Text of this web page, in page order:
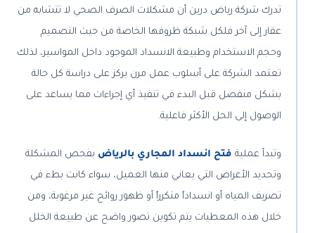
تدرك شركة رياض درين أن مشكلات الصرف الصحي لا تتشابه من
عقار إلى آخر فلكل شبكة ظروفها الخاصة من حيث التصميم
وحجم الاستخدام وطبيعة الانسداد الموجود داخل المواسير، لذلك
تعتمد الشركة على أسلوب عمل مرن يركز على دراسة كل حالة
بشكل منفصل قبل البدء في تنفيذ أي إجراءات مما يساعد على
الوصول إلى الحل الأكثر فاعلية.
وتبدأ عملية فتح انسداد المجاري بالرياض بفحص المشكلة
وتحديد الأعراض التي يعاني منها العميل، سواء كانت بطء في
تصريف المياه أو انسداداً متكرراً أو ظهور روائح غير مرغوبة، ومن
خلال هذه المعطيات يتم تكوين تصور واضح عن طبيعة الخلل